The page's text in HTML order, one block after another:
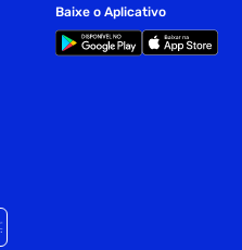
Baixe o Aplicativo